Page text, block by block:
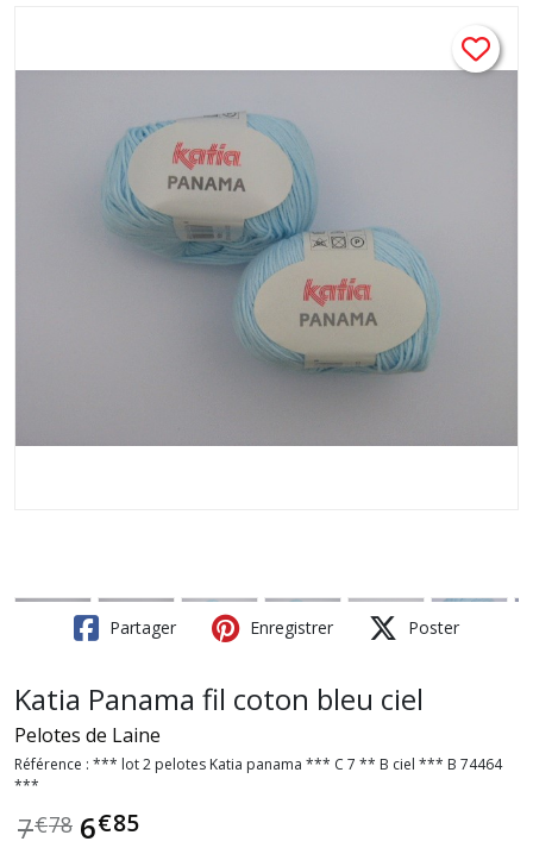
Partager Enregistrer Poster
Katia Panama fil coton bleu ciel
Pelotes de Laine
Référence : *** lot 2 pelotes Katia panama *** C 7 ** B ciel *** B 74464
***
7€78 6€85